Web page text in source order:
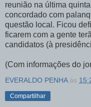
reunião na última
concordado com
questão local. Ficou
ficarem com a gente
candidatos (à
(Com informações do
EVERALDO PENHA às
Compartilhar